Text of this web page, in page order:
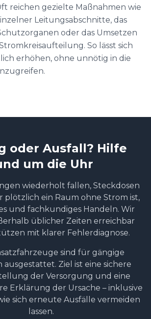
reichen gezielte Maßnahmen wie
Leitungsabschnitte, das
oder das Umsetzen
So lässt sich
erhöhen, ohne unnötig in die
oder Ausfall? Hilfe
um die Uhr
wiederholt fallen, Steckdosen
plötzlich ein Raum ohne Strom ist,
und fachkundiges Handeln. Wir
üblicher Zeiten erreichbar
mit klarer Fehlerdiagnose.
sind für gängige
ausgestattet. Ziel ist eine sichere
der Versorgung und eine
Erklärung der Ursache – inklusive
sich erneute Ausfälle vermeiden
lassen.